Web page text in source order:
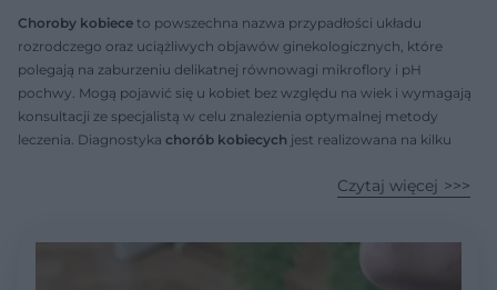
Choroby kobiece to powszechna nazwa przypadłości układu
rozrodczego oraz uciążliwych objawów ginekologicznych, które
polegają na zaburzeniu delikatnej równowagi mikroflory i pH
pochwy. Mogą pojawić się u kobiet bez względu na wiek i wymagają
konsultacji ze specjalistą w celu znalezienia optymalnej metody
leczenia. Diagnostyka chorób kobiecych jest realizowana na kilku
obrazowe i farmakoterapia. Zapobieganie występowaniachorób
Czytaj więcej